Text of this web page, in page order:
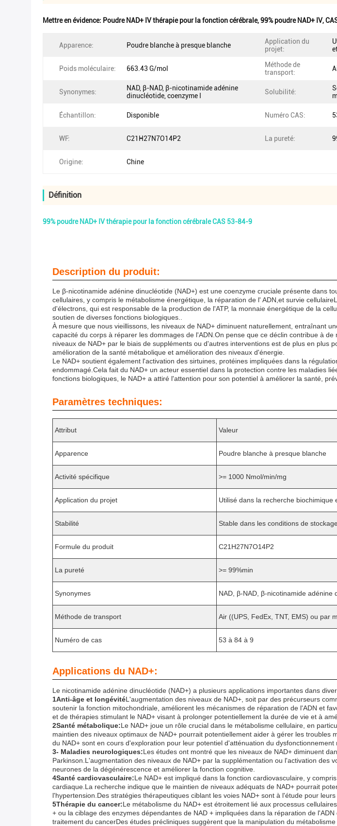
Mettre en évidence: Poudre NAD+ IV thérapie pour la fonction cérébrale,99% poudre NAD+ IV,
Apparence: Poudre blanche à presque blanche
Application du
projet:
Poids moléculaire: 663.43 G/mol
Méthode de
transport:
Synonymes:
NAD, β-NAD, β-nicotinamide adénine
dinucléotide, coenzyme I
Solubilité:
Échantillon: Disponible Numéro CAS:
WF: C21H27N7O14P2 La pureté:
Origine: Chine
Définition
99% poudre NAD+ IV thérapie pour la fonction cérébrale CAS 53-84-9
Description du produit:
Le β-nicotinamide adénine dinucléotide (NAD+) est une coenzyme cruciale présente dans
cellulaires, y compris le métabolisme énergétique, la réparation de l' ADN,et survie
d'électrons, qui est responsable de la production de l'ATP, la monnaie énergétique de la
soutien de diverses fonctions biologiques..
À mesure que nous vieillissons, les niveaux de NAD+ diminuent naturellement, entraînant
capacité du corps à réparer les dommages de l'ADN.On pense que ce déclin contribue à
niveaux de NAD+ par le biais de suppléments ou d'autres interventions est de plus en plus
amélioration de la santé métabolique et amélioration des niveaux d'énergie.
Le NAD+ soutient également l'activation des sirtuines, protéines impliquées dans la
endommagé.Cela fait du NAD+ un acteur essentiel dans la protection contre les maladies
fonctions biologiques, le NAD+ a attiré l'attention pour son potentiel à améliorer la santé,
Paramètres techniques:
Attribut Valeur
Apparence Poudre blanche à presque blanche
Activité spécifique >= 1000 Nmol/min/mg
Application du projet Utilisé dans la recherche biochimique
Stabilité Stable dans les conditions de
Formule du produit C21H27N7O14P2
La pureté >= 99%min
Synonymes NAD, β-NAD, β-nicotinamide adénine
Méthode de transport Air ((UPS, FedEx, TNT, EMS) ou par
Numéro de cas 53 à 84 à 9
Applications du NAD+:
Le nicotinamide adénine dinucléotide (NAD+) a plusieurs applications importantes dans
1Anti-âge et longévitéL'augmentation des niveaux de NAD+, soit par des précurseurs
soutenir la fonction mitochondriale, améliorent les mécanismes de réparation de l'ADN et
et de thérapies stimulant le NAD+ visant à prolonger potentiellement la durée de vie et à
2Santé métabolique:Le NAD+ joue un rôle crucial dans le métabolisme cellulaire, en
maintien des niveaux optimaux de NAD+ pourrait potentiellement aider à gérer les
du NAD+ sont en cours d'exploration pour leur potentiel d'atténuation du dysfonctionnement
3- Maladies neurologiques:Les études ont montré que les niveaux de NAD+ diminuent
Parkinson.L'augmentation des niveaux de NAD+ par la supplémentation ou l'activation
neurones de la dégénérescence et améliorer la fonction cognitive.
4Santé cardiovasculaire:Le NAD+ est impliqué dans la fonction cardiovasculaire, y
cardiaque.La recherche indique que le maintien de niveaux adéquats de NAD+ pourrait
l'hypertension.Des stratégies thérapeutiques ciblant les voies NAD+ sont à l'étude pour
5Thérapie du cancer:Le métabolisme du NAD+ est étroitement lié aux processus
+ ou la ciblage des enzymes dépendantes de NAD + impliquées dans la réparation de
traitement du cancerDes études précliniques suggèrent que la manipulation du